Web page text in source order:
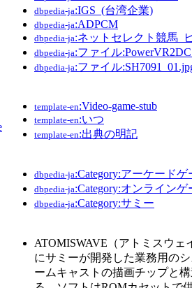
dbpedia-ja:IGS_(台湾企業)
dbpedia-ja:ADPCM
dbpedia-ja:ネットセレクト競馬_
dbpedia-ja:ファイル
dbpedia-ja:ファイル
template-en:Video-game-stub
template-en:いつ
template-en:出典の明記
dbpedia-ja:Category:アーケード
dbpedia-ja:Category:オンライン
dbpedia-ja:Category:サミー
ATOMISWAVE（アトミスウェ
にサミーが開発した業務用の
ームキャストの描画チップと